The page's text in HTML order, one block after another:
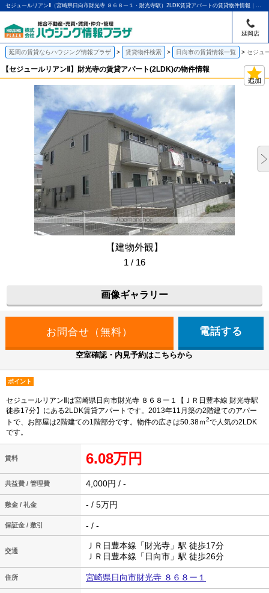
セジュールリアンⅡ（宮崎県日向市財光寺 ８６８ー１・財光寺駅）2LDK賃貸アパートの賃貸物件情報｜アパマンショップ延岡店｜ハウジング情報プラザ
延岡店
延岡の賃貸ならハウジング情報プラザ 賃貸物件検索 日向市の賃貸情報一覧 セジュ
【セジュールリアンⅡ】財光寺の賃貸アパート(2LDK)の物件情報
【建物外観】
1 / 16
画像ギャラリー
電話する
空室確認・内見予約はこちらから
ポイント
セジュールリアンⅡは宮崎県日向市財光寺 ８６８ー１【ＪＲ日豊本線 財光寺駅
徒歩17分】にある2LDK賃貸アパートです。2013年11月築の2階建てのアパー
トで、お部屋は2階建ての1階部分です。物件の広さは50.38ｍ2で人気の2LDK
です。
賃料 6.08万円
共益費 / 管理費 4,000円 / -
敷金 / 礼金 - / 5万円
保証金 / 敷引 - / -
交通
ＪＲ日豊本線「財光寺」駅 徒歩17分
ＪＲ日豊本線「日向市」駅 徒歩26分
住所 宮崎県日向市財光寺 ８６８ー１